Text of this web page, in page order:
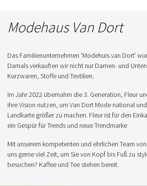
Modehaus Van Dort
Das Familienunternehmen 'Modehuis van Dort'
Damals verkauften wir nicht nur Damen- und
Kurzwaren, Stoffe und Textilien.
Im Jahr 2022 übernahm die 3. Generation, Fleur
ihre Vision nutzen, um Van Dort Mode national
Landkarte größer zu machen. Fleur ist für den
ein Gespür für Trends und neue Trendmarke
Mit unserem kompetenten und ehrlichen Team
uns gerne viel Zeit, um Sie von Kopf bis Fuß zu
besuchen? Kaffee und Tee stehen bereit.